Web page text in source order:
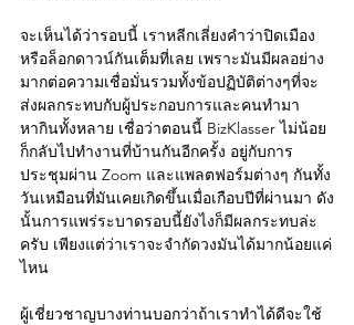
จะเห็นได้ว่ารอบนี้ เราหลีกเลี่ยงคำว่าปิดเมือง
หรือล็อกดาวน์กันเต็มที่เลย เพราะมันมีผลอย่าง
มากต่อความเชื่อมั่นรวมทั้งข้อปฏิบัติต่างๆที่จะ
ส่งผลกระทบกับผู้ประกอบการและคนทำมา
หากินทั้งหลาย เชื่อว่าตอนนี้ BizKlasser ไม่น้อย
ก็กลับไปทำงานที่บ้านกันอีกครั้ง อยู่กับการ
ประชุมผ่าน Zoom และแพลตฟอร์มต่างๆ กันทั้ง
วันเหมือนที่มันเคยเกิดขึ้นเมื่อเกือบปีที่ผ่านมา ดัง
นั้นการแพร่ระบาดรอบนี้ยังไงก็มีผลกระทบล่ะ
ครับ เพียงแต่ว่าเราจะจำกัดวงมันได้มากน้อยแค่
ไหน
ผู้เชี่ยวชาญบางท่านบอกว่าถ้าเราทำได้ดีจะใช้